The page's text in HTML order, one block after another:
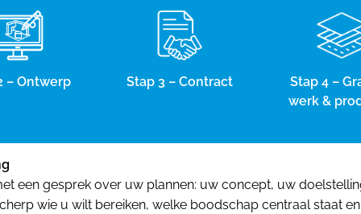
– Ontwerp Stap 3 – Contract
Stap 4 –
werk &
een gesprek over uw plannen: uw concept, uw
wie u wilt bereiken, welke boodschap centraal staat